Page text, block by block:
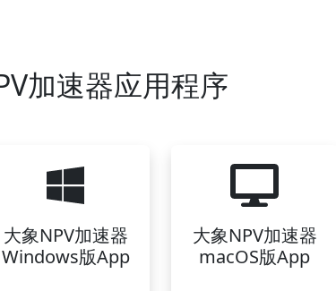
加速器应用程序
大象NPV加速器
Windows版App
大象NPV加速器
macOS版App